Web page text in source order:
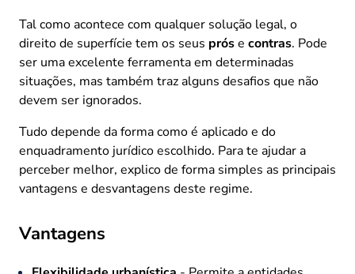
Tal como acontece com qualquer solução legal, o
direito de superfície tem os seus próse contras. Pode
ser uma excelente ferramenta em determinadas
situações, mas também traz alguns desafios que não
devem ser ignorados.
Tudo depende da forma como é aplicado e do
enquadramento jurídico escolhido. Para te ajudar a
perceber melhor, explico de forma simples as principais
vantagens e desvantagens deste regime.
Vantagens